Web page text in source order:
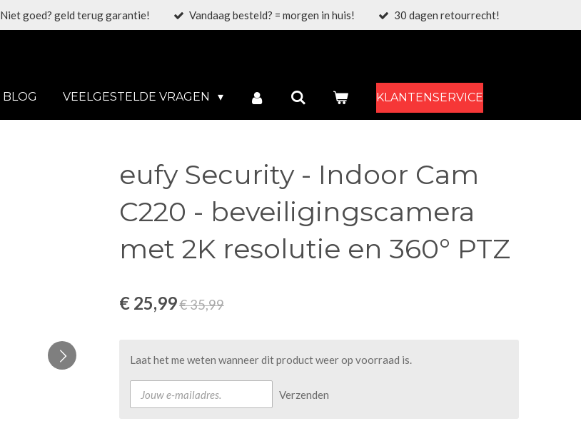
Niet goed? geld terug garantie! Vandaag besteld? = morgen in huis! 30 dagen retourrecht!
BLOG VEELGESTELDE VRAGEN KLANTENSERVICE
eufy Security - Indoor Cam
C220 - beveiligingscamera
met 2K resolutie en 360° PTZ
€ 25,99€ 35,99
Laat het me weten wanneer dit product weer op voorraad is.
Verzenden